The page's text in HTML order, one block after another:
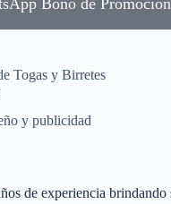
y publicidad
de experiencia brindando